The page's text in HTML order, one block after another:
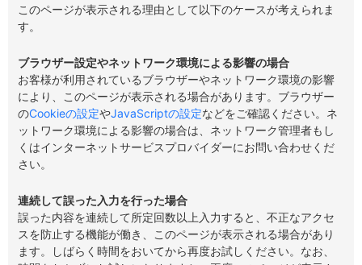
このページが表示される理由として以下のケースが考えられま
す。
ブラウザー設定やネットワーク環境による影響の場合
お客様が利用されているブラウザーやネットワーク環境の影響
により、このページが表示される場合があります。ブラウザー
のCookieの設定やJavaScriptの設定などをご確認ください。ネ
ットワーク環境による影響の場合は、ネットワーク管理者もし
くはインターネットサービスプロバイダーにお問い合わせくだ
さい。
連続して誤った入力を行った場合
誤った内容を連続して所定回数以上入力すると、不正なアクセ
スを防止する機能が働き、このページが表示される場合があり
ます。しばらく時間をおいてから再度お試しください。なお、